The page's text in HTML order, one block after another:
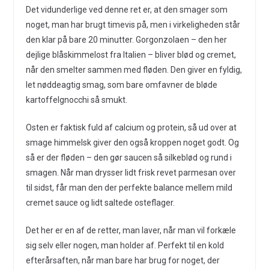
Det vidunderlige ved denne ret er, at den smager som
noget, man har brugt timevis på, men i virkeligheden står
den klar på bare 20 minutter. Gorgonzolaen – den her
dejlige blåskimmelost fra Italien – bliver blød og cremet,
når den smelter sammen med fløden. Den giver en fyldig,
let nøddeagtig smag, som bare omfavner de bløde
kartoffelgnocchi så smukt.
Osten er faktisk fuld af calcium og protein, så ud over at
smage himmelsk giver den også kroppen noget godt. Og
så er der fløden – den gør saucen så silkeblød og rund i
smagen. Når man drysser lidt frisk revet parmesan over
til sidst, får man den der perfekte balance mellem mild
cremet sauce og lidt saltede osteflager.
Det her er en af de retter, man laver, når man vil forkæle
sig selv eller nogen, man holder af. Perfekt til en kold
efterårsaften, når man bare har brug for noget, der